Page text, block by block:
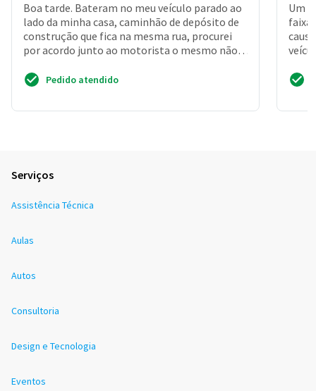
Boa tarde. Bateram no meu veículo parado ao
lado da minha casa, caminhão de depósito de
construção que fica na mesma rua, procurei
por acordo junto ao motorista o mesmo não e
Pedido atendido
Um
faixa
Serviços
Assistência Técnica
Aulas
Autos
Consultoria
Design e Tecnologia
Eventos